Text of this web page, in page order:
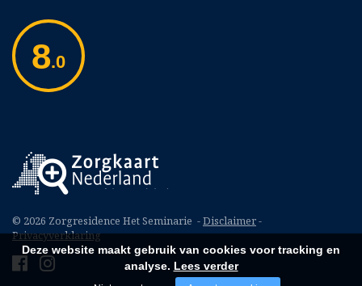
8.0
© 2026 Zorgresidence Het Seminarie -Disclaimer-
Privacyverklaring
Deze website maakt gebruik van cookies voor tracking en
analyse. Lees verder